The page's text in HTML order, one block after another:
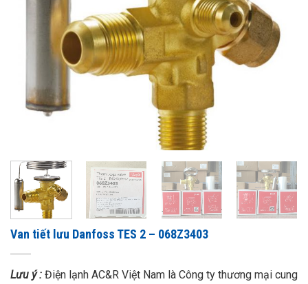
Van tiết lưu Danfoss TES 2 – 068Z3403
Lưu ý : Điện lạnh AC&R Việt Nam là Công ty thương mại cung